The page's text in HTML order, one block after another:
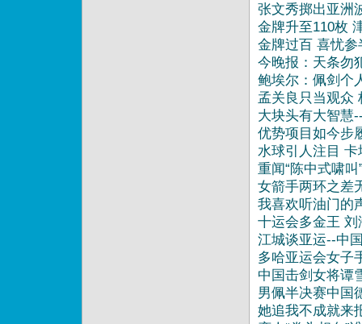
张文秀掷出亚洲
金牌升至110枚
金牌过百 喜忧
今晚报：天条勿
鲍埃尔：佩剑个
孟关良只当观众
大块头有大智慧
优势项目如今步
水球引人注目
重闻“陈中式啸
女箭手两环之差
我喜欢听油门的
十运会多金王
江城谈亚运--中
多哈亚运会女子
中国击剑女将谭
男佩半决赛中
她追我不成就来